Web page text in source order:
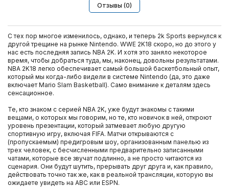
Отзывы (0)
С тех пор многое изменилось, однако, и теперь 2k Sports вернулся к
другой трещине на рынке Nintendo. WWE 2K18 скоро, но до этого у
нас есть последняя запись NBA 2K. И хотя это заняло некоторое
время, чтобы добраться туда, мы, наконец, довольны результатами.
NBA 2K18 легко обеспечивает самый большой баскетбольный опыт,
который мы когда-либо видели в системе Nintendo (да, это даже
включает Mario Slam Basketball). Само внимание к деталям здесь
сенсационное.
Те, кто знаком с серией NBA 2K, уже будут знакомы с такими
вещами, о которых мы говорим, но те, кто новичок в ней, откроют
уровень презентации, который затмевает любую другую
спортивную игру, включая FIFA. Матчи открываются с
(пропускаемым) предигровым шоу, организованным панелью из
трех человек, с бесчисленными предварительно записанными
чатами, которые все звучат подлинно, а не просто читаются из
сценария. Они будут шутить, прерывать друг друга и, как правило,
действовать точно так же, как в реальной трансляции, которую вы
ожидаете увидеть на ABC или ESPN.
Внешние жесткие диски
Компьютерные гарнитуры
Телевизоры
Nintendo DS
Xbox One